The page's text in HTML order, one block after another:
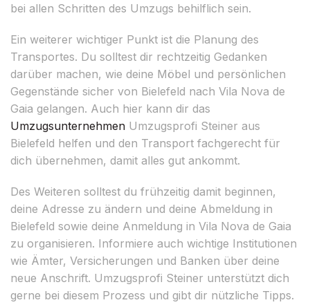
bei allen Schritten des Umzugs behilflich sein.
Ein weiterer wichtiger Punkt ist die Planung des
Transportes. Du solltest dir rechtzeitig Gedanken
darüber machen, wie deine Möbel und persönlichen
Gegenstände sicher von Bielefeld nach Vila Nova de
Gaia gelangen. Auch hier kann dir das
Umzugsunternehmen Umzugsprofi Steiner aus
Bielefeld helfen und den Transport fachgerecht für
dich übernehmen, damit alles gut ankommt.
Des Weiteren solltest du frühzeitig damit beginnen,
deine Adresse zu ändern und deine Abmeldung in
Bielefeld sowie deine Anmeldung in Vila Nova de Gaia
zu organisieren. Informiere auch wichtige Institutionen
wie Ämter, Versicherungen und Banken über deine
neue Anschrift. Umzugsprofi Steiner unterstützt dich
gerne bei diesem Prozess und gibt dir nützliche Tipps.